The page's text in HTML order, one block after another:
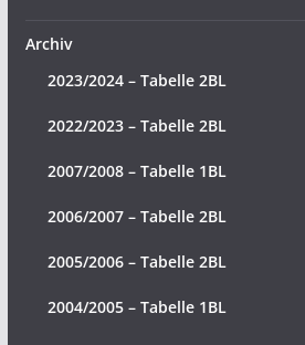
Archiv
2023/2024 – Tabelle 2BL
2022/2023 – Tabelle 2BL
2007/2008 – Tabelle 1BL
2006/2007 – Tabelle 2BL
2005/2006 – Tabelle 2BL
2004/2005 – Tabelle 1BL